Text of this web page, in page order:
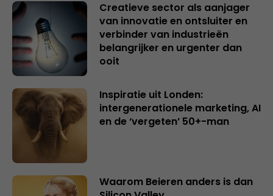
Creatieve sector als aanjager
van innovatie en ontsluiter en
verbinder van industrieën
belangrijker en urgenter dan
ooit
Inspiratie uit Londen:
intergenerationele marketing, AI
en de ‘vergeten’ 50+-man
Waarom Beieren anders is dan